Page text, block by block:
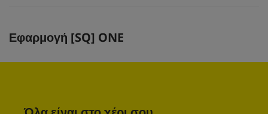
Εφαρμογή [SQ] ONE